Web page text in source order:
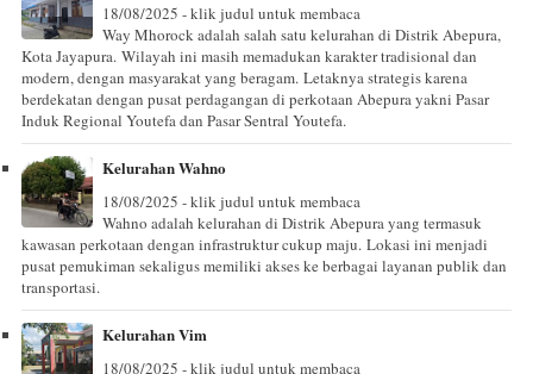
18/08/2025 - klik judul untuk membaca
Way Mhorock adalah salah satu kelurahan di Distrik Abepura,
Kota Jayapura. Wilayah ini masih memadukan karakter tradisional dan
modern, dengan masyarakat yang beragam. Letaknya strategis karena
berdekatan dengan pusat perdagangan di perkotaan Abepura yakni Pasar
Induk Regional Youtefa dan Pasar Sentral Youtefa.
Kelurahan Wahno
18/08/2025 - klik judul untuk membaca
Wahno adalah kelurahan di Distrik Abepura yang termasuk
kawasan perkotaan dengan infrastruktur cukup maju. Lokasi ini menjadi
pusat pemukiman sekaligus memiliki akses ke berbagai layanan publik dan
transportasi.
Kelurahan Vim
18/08/2025 - klik judul untuk membaca